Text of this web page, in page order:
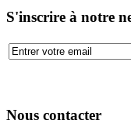
S'inscrire à notre
Nous contacter